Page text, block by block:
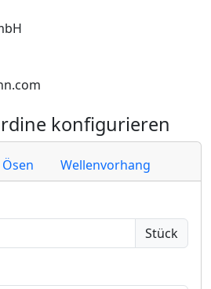
konfigurieren
Wellenvorhang
Stück